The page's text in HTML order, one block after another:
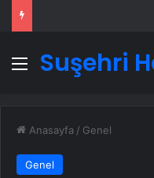
Menü
Suşehri
Anasayfa / Genel
Genel